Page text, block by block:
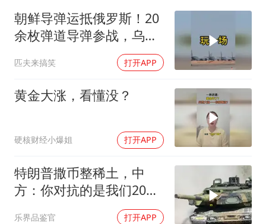
广岛长崎的昨天未必不会是日本的明天
我国民营企业创新动能持续增强
高铁双人座被免票儿童挤成3人座
朝鲜导弹运抵俄罗斯！20
余枚弹道导弹参战，乌克
匹夫来搞笑 打开APP
黄金大涨，看懂没？
硬核财经小爆姐 打开APP
特朗普撒币整稀土，中
方：你对抗的是我们20年
乐界品鉴官 打开APP